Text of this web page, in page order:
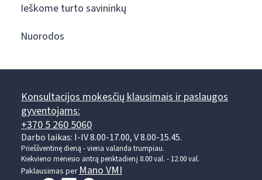
Ieškome turto savininkų
Nuorodos
Konsultacijos mokesčių klausimais ir paslaugos
gyventojams:
+370 5 260 5060
Darbo laikas: I-IV 8.00-17.00, V 8.00-15.45.
Prieššventinę dieną - viena valanda trumpiau.
Kiekvieno mėnesio antrą penktadienį 8.00 val. - 12.00 val.
Paklausimas per Mano VMI